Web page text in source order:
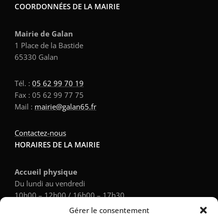
Gérer le consentement
COORDONNÉES DE LA MAIRIE
Mairie de Galan
1 Place de la Bastide
65330 Galan
Tél. : 05 62 99 70 19
Fax : 05 62 99 77 75
Mail : mairie@galan65.fr
Contactez-nous
HORAIRES DE LA MAIRIE
Accueil physique
Du lundi au vendredi
10h00 – 12h00 / 16h00 – 17h30